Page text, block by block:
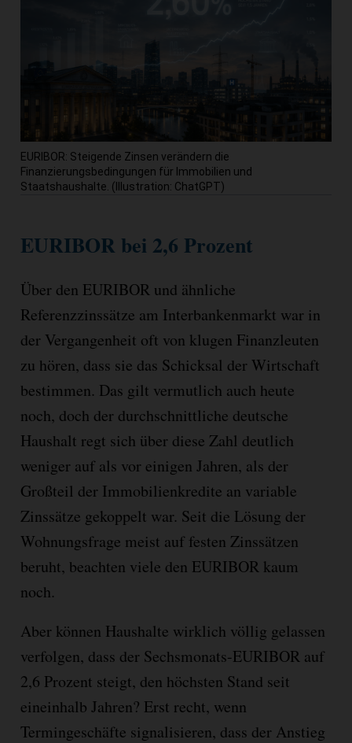
EURIBOR: Steigende Zinsen verändern die
Finanzierungsbedingungen für Immobilien und
Staatshaushalte. (Illustration: ChatGPT)
EURIBOR bei 2,6 Prozent
Über den EURIBOR und ähnliche
Referenzzinssätze am Interbankenmarkt war in
der Vergangenheit oft von klugen Finanzleuten
zu hören, dass sie das Schicksal der Wirtschaft
bestimmen. Das gilt vermutlich auch heute
noch, doch der durchschnittliche deutsche
Haushalt regt sich über diese Zahl deutlich
weniger auf als vor einigen Jahren, als der
Großteil der Immobilienkredite an variable
Zinssätze gekoppelt war. Seit die Lösung der
Wohnungsfrage meist auf festen Zinssätzen
beruht, beachten viele den EURIBOR kaum
noch.
Aber können Haushalte wirklich völlig gelassen
verfolgen, dass der Sechsmonats-EURIBOR auf
2,6 Prozent steigt, den höchsten Stand seit
eineinhalb Jahren? Erst recht, wenn
Termingeschäfte signalisieren, dass der Anstieg